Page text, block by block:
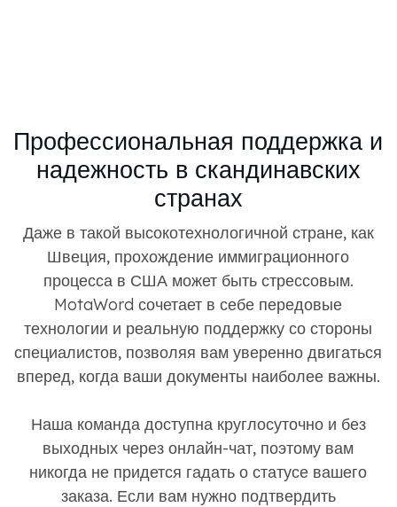
Профессиональная поддержка и
надежность в скандинавских
странах
Даже в такой высокотехнологичной стране, как
Швеция, прохождение иммиграционного
процесса в США может быть стрессовым.
MotaWord сочетает в себе передовые
технологии и реальную поддержку со стороны
специалистов, позволяя вам уверенно двигаться
вперед, когда ваши документы наиболее важны.
Наша команда доступна круглосуточно и без
выходных через онлайн-чат, поэтому вам
никогда не придется гадать о статусе вашего
заказа. Если вам нужно подтвердить